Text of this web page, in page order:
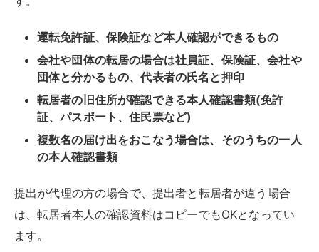
運転免許証、保険証など本人確認ができるもの
会社や団体の転居の場合は社員証、保険証、会社や
団体と分かるもの、代表者の氏名と押印
転居者の旧住所が確認できる本人確認書類(免許
証、パスポート、住民票など)
複数名の届け出をおこなう場合は、そのうちの一人
の本人確認書類
提出が代理の方の場合で、提出者と転居者が違う場合
は、転居者本人の確認資料はコピーでもOKとなってい
ます。